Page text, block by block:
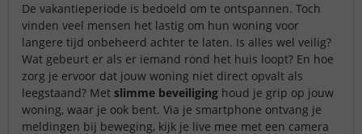
De vakantieperiode is bedoeld om te ontspannen. Toch
vinden veel mensen het lastig om hun woning voor
langere tijd onbeheerd achter te laten. Is alles wel veilig?
Wat gebeurt er als er iemand rond het huis loopt? En hoe
zorg je ervoor dat jouw woning niet direct opvalt als
leegstaand? Met slimme beveiliging houd je grip op jouw
woning, waar je ook bent. Via je smartphone ontvang je
meldingen bij beweging, kijk je live mee met een camera